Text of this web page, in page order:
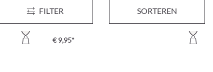
FILTER SORTEREN
Ring - White Statement
€ 9,95*